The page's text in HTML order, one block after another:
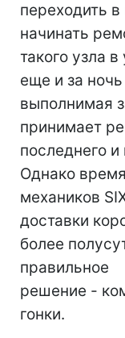
переходить в
начинать
такого узла
еще и за
выполнимая
принимает
последнего и
Однако
механиков
доставки
более
правильное
решение -
гонки.